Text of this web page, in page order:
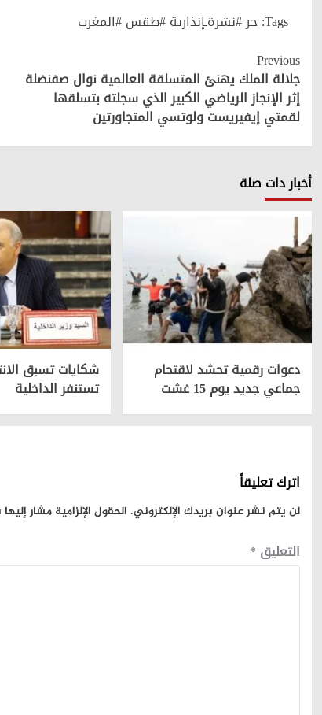
Tags: حر #نشرةـإنذارية #طقس #المغرب
Continue
Reading
Previous
جلالة الملك يهنئ المتسلقة العالمية نوال صفنضلة
إثر الإنجاز الرياضي الكبير الذي سجلته بتسلقها
لقمتي إيفيريست ولوتسي المتجاورتين
أخبار دات صلة
دعوات رقمية تحشد لاقتحام
جماعي جديد يوم 15 غشت
شكايات تسبق
تستنفر الداخلية
اترك تعليقاً
لن يتم نشر عنوان بريدك الإلكتروني. الحقول الإلزامية مشار
التعليق *